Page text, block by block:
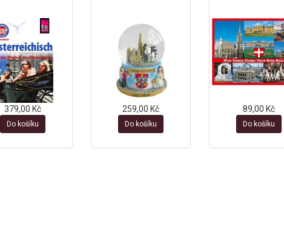
379,00 Kč
Do košíku
259,00 Kč
Do košíku
89,00 Kč
Do košíku